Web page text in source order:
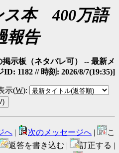
ス本 400万語
報告
示板（ネタバレ可） -- 最新メ
ID: 1182 // 時刻: 2026/8/7(19:35)]
示(W):
へ | 次のメッセージへ |
こ
返答を書き込む |
訂正する |